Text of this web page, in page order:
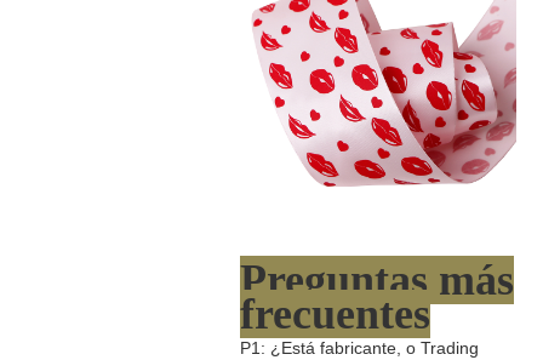
Preguntas más
frecuentes
P1: ¿Está fabricante, o Trading